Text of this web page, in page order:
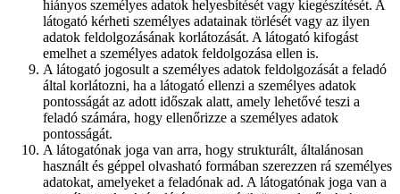
hiányos személyes adatok helyesbítését vagy kiegészítését. A
látogató kérheti személyes adatainak törlését vagy az ilyen
adatok feldolgozásának korlátozását. A látogató kifogást
emelhet a személyes adatok feldolgozása ellen is.
A látogató jogosult a személyes adatok feldolgozását a feladó
által korlátozni, ha a látogató ellenzi a személyes adatok
pontosságát az adott időszak alatt, amely lehetővé teszi a
feladó számára, hogy ellenőrizze a személyes adatok
pontosságát.
A látogatónak joga van arra, hogy strukturált, általánosan
használt és géppel olvasható formában szerezzen rá személyes
adatokat, amelyeket a feladónak ad. A látogatónak joga van a